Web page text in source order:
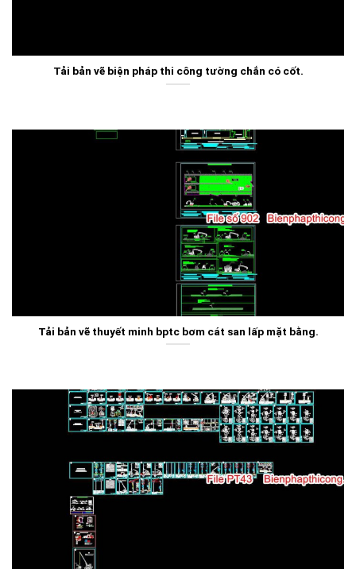
Tải bản vẽ biện pháp thi công tường chắn có cốt.
Tải bản vẽ thuyết minh bptc bơm cát san lấp mặt bằng.